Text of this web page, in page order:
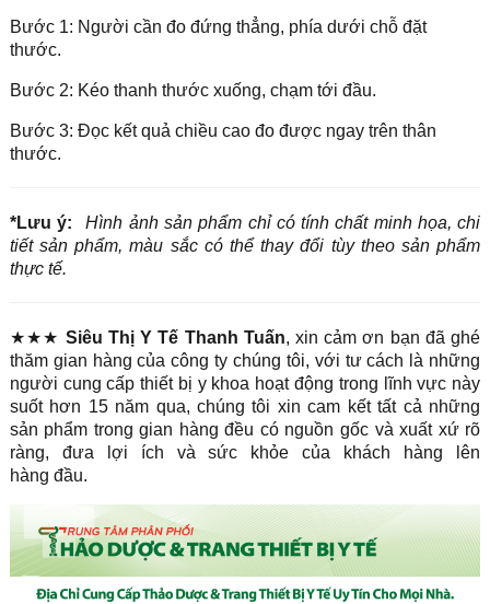
Bước 1: Người cần đo đứng thẳng, phía dưới chỗ đặt
thước.
Bước 2: Kéo thanh thước xuống, chạm tới đầu.
Bước 3: Đọc kết quả chiều cao đo được ngay trên thân
thước.
*Lưu ý:
Hình ảnh sản phẩm chỉ có tính chất minh họa, chi
tiết sản phẩm, màu sắc có thể thay đổi tùy theo sản phẩm
thực tế.
★★★ Siêu Thị Y Tế Thanh Tuấn, xin cảm ơn bạn đã ghé
thăm gian hàng của công ty chúng tôi, với tư cách là những
người cung cấp thiết bị y khoa hoạt động trong lĩnh vực này
suốt hơn 15 năm qua, chúng tôi xin cam kết tất cả những
sản phẩm trong gian hàng đều có nguồn gốc và xuất xứ rõ
ràng, đưa lợi ích và sức khỏe của khách hàng lên
hàng đầu.